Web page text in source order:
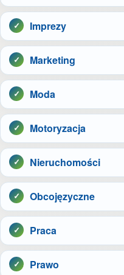
Imprezy
Marketing
Moda
Motoryzacja
Nieruchomości
Obcojęzyczne
Praca
Prawo